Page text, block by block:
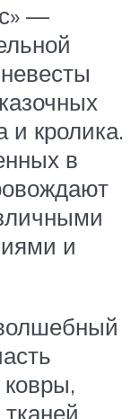
—
и кролика.
в
и